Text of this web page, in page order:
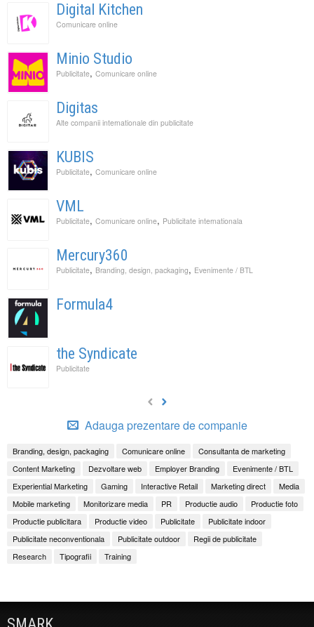
Digital Kitchen
Comunicare online
Minio Studio
Publicitate, Comunicare online
Digitas
Alte companii internationale din publicitate
KUBIS
Publicitate, Comunicare online
VML
Publicitate, Comunicare online, Publicitate internationala
Mercury360
Publicitate, Branding, design, packaging, Evenimente / BTL
Formula4
the Syndicate
Publicitate
Adauga prezentare de companie
Branding, design, packaging Comunicare online
Consultanta de marketing
Content Marketing
Dezvoltare web Employer Branding
Evenimente / BTL
Experiential Marketing
Gaming Interactive Retail Marketing direct
Media
Mobile marketing
Monitorizare media PR Productie audio
Productie foto
Productie publicitara
Productie video Publicitate
Publicitate indoor
Publicitate neconventionala
Publicitate outdoor
Regii de publicitate
Research
Tipografii Training